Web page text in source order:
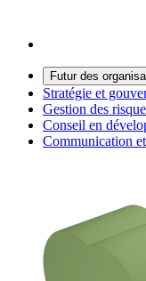
Futur des
Stratégie et
Gestion des
Conseil en
Communication